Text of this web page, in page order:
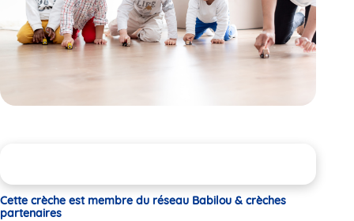
Cette crèche est membre du réseau Babilou & crèches
partenaires